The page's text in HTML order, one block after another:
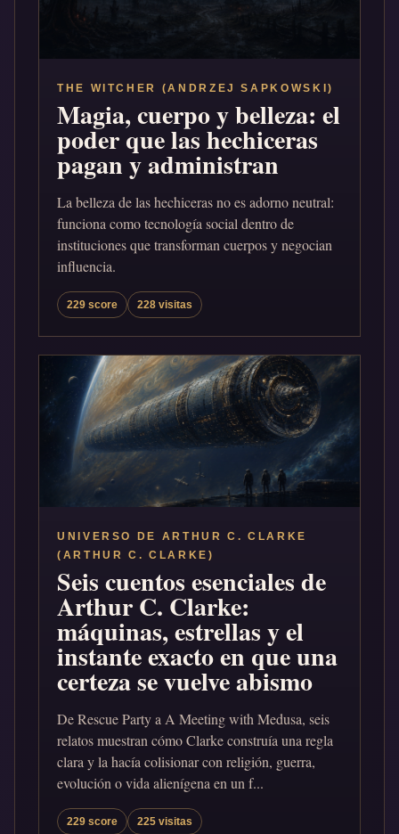
THE WITCHER (ANDRZEJ SAPKOWSKI)
Magia, cuerpo y belleza: el
poder que las hechiceras
pagan y administran
La belleza de las hechiceras no es adorno neutral:
funciona como tecnología social dentro de
instituciones que transforman cuerpos y negocian
influencia.
229 score 228 visitas
UNIVERSO DE ARTHUR C. CLARKE
(ARTHUR C. CLARKE)
Seis cuentos esenciales de
Arthur C. Clarke:
máquinas, estrellas y el
instante exacto en que una
certeza se vuelve abismo
De Rescue Party a A Meeting with Medusa, seis
relatos muestran cómo Clarke construía una regla
clara y la hacía colisionar con religión, guerra,
evolución o vida alienígena en un f...
229 score 225 visitas